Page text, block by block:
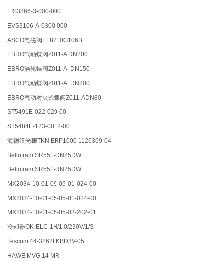
EIS3866-3-000-000
EVS3106-A-0300-000
ASCO电磁阀EF8210G106B
EBRO气动蝶阀Z011-A DN200
EBRO涡轮蝶阀Z011-A DN150
EBRO气动蝶阀Z011-A DN200
EBRO气动对夹式蝶阀Z011-ADN80
ST5491E-022-020-00
ST5484E-123-0012-00
海德汉光栅TKN ERP1000 1126369-04
Bellofram SR551-DN25DW
Bellofram SR551-RN25DW
MX2034-10-01-09-05-01-024-00
MX2034-10-01-05-05-01-024-00
MX2034-10-01-05-05-03-202-01
冷却器OK-ELC-1H/1.0/230V/1/S
Tescom 44-3262FKBD3V-05
HAWE MVG 14 MR